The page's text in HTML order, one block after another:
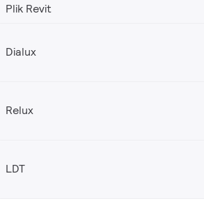
Plik Revit
Dialux
Relux
LDT